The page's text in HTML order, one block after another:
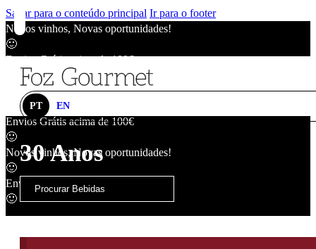
Saltar para o conteúdo principal Ir para o footer
Novos vinhos, Novas oportunidades!
🙂
Envios Grátis acima de 100€
Novos vinhos, Novas oportunidades!
Envios Grátis acima de 100€
🙂
Novos vinhos, Novas oportunidades!
🙂
Envios Grátis acima de 100€
🙂
PT EN
30 Anos